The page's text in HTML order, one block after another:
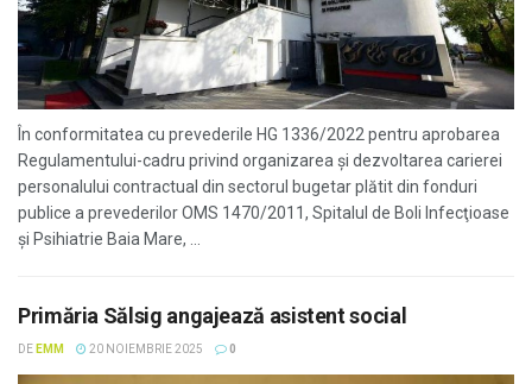
În conformitatea cu prevederile HG 1336/2022 pentru aprobarea
Regulamentului-cadru privind organizarea şi dezvoltarea carierei
personalului contractual din sectorul bugetar plătit din fonduri
publice a prevederilor OMS 1470/2011, Spitalul de Boli Infecţioase
şi Psihiatrie Baia Mare, ...
Primăria Sălsig angajează asistent social
DE EMM 20 NOIEMBRIE 2025 0